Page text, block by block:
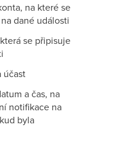
na které se
dané události
se připisuje
účast
a čas, na
notifikace na
byla